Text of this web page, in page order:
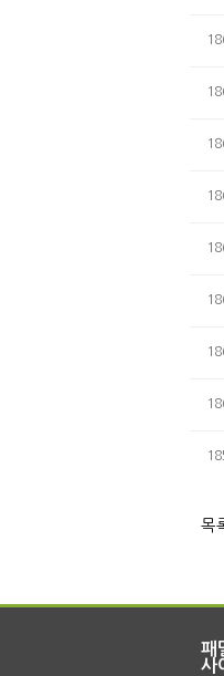
목
패
사